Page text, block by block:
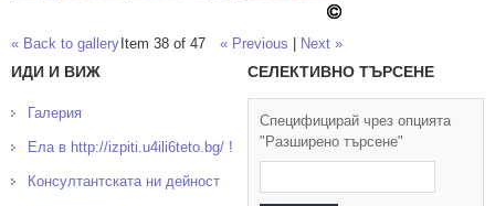
« Back to gallery Item 38 of 47 « Previous Next »
ИДИ И ВИЖ
Галерия
Ела в http://izpiti.u4ili6teto.bg/ !
Консултантската ни дейност
СЕЛЕКТИВНО ТЪРСЕНЕ
Специфицирай чрез опцията
"Разширено търсене"